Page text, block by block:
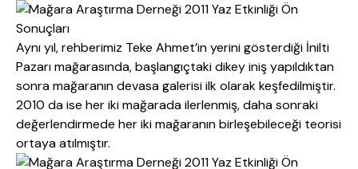
Aynı yıl, rehberimiz Teke Ahmet’in yerini gösterdiği İnilti
Pazarı mağarasında, başlangıçtaki dikey iniş yapıldıktan
sonra mağaranın devasa galerisi ilk olarak keşfedilmiştir.
2010 da ise her iki mağarada ilerlenmiş, daha sonraki
değerlendirmede her iki mağaranın birleşebileceği teorisi
ortaya atılmıştır.